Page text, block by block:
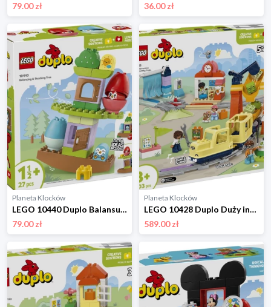
79.00 zł
36.00 zł
Planeta Klocków
LEGO 10440 Duplo Balansujące drzewko Lego
79.00 zł
Planeta Klocków
LEGO 10428 Duplo Duży interaktywny pociąg miejski Lego
589.00 zł